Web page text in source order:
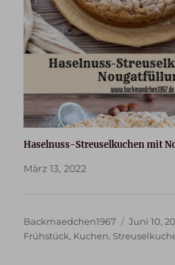
Haselnuss-Streuselkuchen mit
März 13, 2022
Autor
Backmaedchen1967
am
Juni 10,
Frühstück, Kuchen,